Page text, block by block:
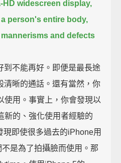
widescreen display,
person's entire body,
and defects
到不能再好。即便是最長途
清晰的通話。還有當然，你
使用。事實上，你會發現以
新的、強化使用者經驗的
即使很多過去的iPhone用
是為了拍攝臉而使用。那